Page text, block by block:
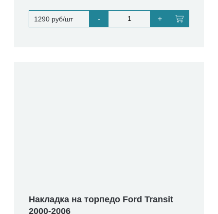
1290 руб/шт - +
Накладка на торпедо Ford Transit
2000-2006